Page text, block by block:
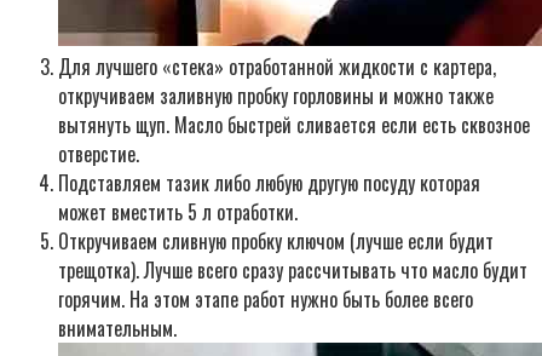
Для лучшего «стека» отработанной жидкости с картера,
откручиваем заливную пробку горловины и можно также
вытянуть щуп. Масло быстрей сливается если есть сквозное
отверстие.
Подставляем тазик либо любую другую посуду которая
может вместить 5 л отработки.
Откручиваем сливную пробку ключом (лучше если будит
трещотка). Лучше всего сразу рассчитывать что масло будит
горячим. На этом этапе работ нужно быть более всего
внимательным.